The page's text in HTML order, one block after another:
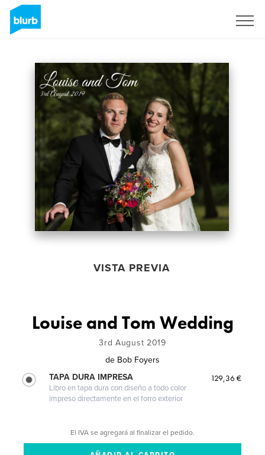
VISTA PREVIA
Louise and Tom Wedding
3rd August 2019
de Bob Foyers
TAPA DURA IMPRESA
Libro en tapa dura con diseño a todo color
impreso directamente en el forro exterior
129,36 €
El IVA se agregará al finalizar el pedido.